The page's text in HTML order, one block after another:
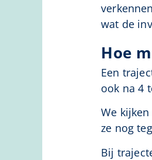
wat de
Hoe
Een
ook na 4
We
ze nog
Bij